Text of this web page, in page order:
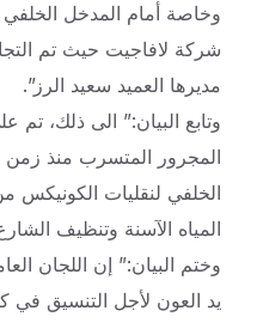
وخاصة أمام المدخل الخلفي
شركة لافاجيت حيث تم
مديرها العميد سعيد الرز”.
وتابع البيان:” الى ذلك،
المجرور المتسرب منذ زمن
الخلفي لنقليات
المياه الآسنة وتنظيف
وختم البيان:” إن اللجان
يد العون لأجل التنسيق في